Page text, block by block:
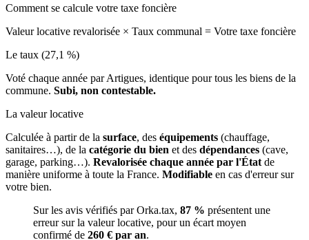
Comment se calcule votre taxe foncière
Valeur locative revalorisée × Taux communal = Votre taxe foncière
Le taux (27,1 %)
Voté chaque année par Artigues, identique pour tous les biens de la
commune. Subi, non contestable.
La valeur locative
Calculée à partir de la surface, des équipements (chauffage,
sanitaires…), de la catégorie du bien et des dépendances (cave,
garage, parking…). Revalorisée chaque année par l'État de
manière uniforme à toute la France. Modifiable en cas d'erreur sur
votre bien.
Sur les avis vérifiés par Orka.tax, 87 % présentent une
erreur sur la valeur locative, pour un écart moyen
confirmé de 260 € par an.